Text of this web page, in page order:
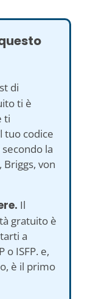
di
ti è
ti
tuo codice
la
Briggs, von
Il
gratuito è
a
o ISFP. e,
è il primo